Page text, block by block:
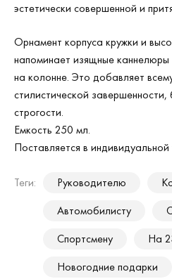
эстетически совершенной и
Орнамент корпуса кружки и
напоминает изящные
на колонне. Это добавляет
стилистической
строгости.
Емкость 250 мл.
Поставляется в индивидуальной
Теги: Руководителю
Автомобилисту
Спортсмену
На
Новогодние подарки